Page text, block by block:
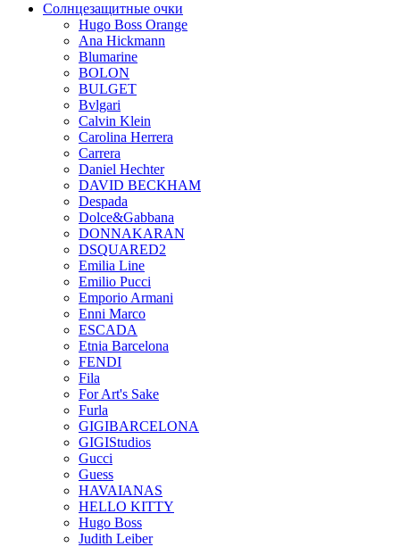
Солнцезащитные очки
Hugo Boss Orange
Ana Hickmann
Blumarine
BOLON
BULGET
Bvlgari
Calvin Klein
Carolina Herrera
Carrera
Daniel Hechter
DAVID BECKHAM
Despada
Dolce&Gabbana
DONNAKARAN
DSQUARED2
Emilia Line
Emilio Pucci
Emporio Armani
Enni Marco
ESCADA
Etnia Barcelona
FENDI
Fila
For Art's Sake
Furla
GIGIBARCELONA
GIGIStudios
Gucci
Guess
HAVAIANAS
HELLO KITTY
Hugo Boss
Judith Leiber